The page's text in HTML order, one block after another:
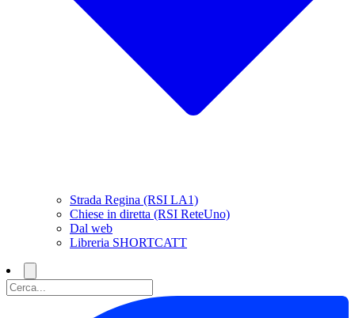
Strada Regina (RSI LA1)
Chiese in diretta (RSI ReteUno)
Dal web
Libreria SHORTCATT